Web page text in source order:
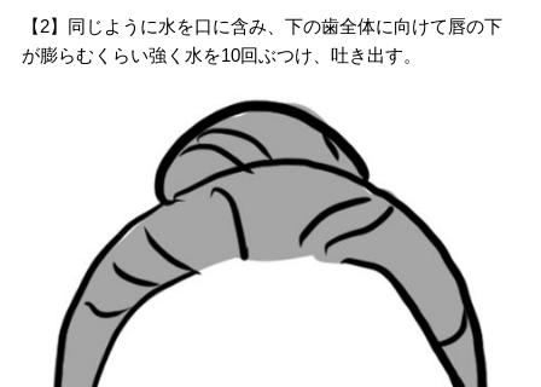
【2】同じように水を口に含み、下の歯全体に向けて唇の下
が膨らむくらい強く水を10回ぶつけ、吐き出す。